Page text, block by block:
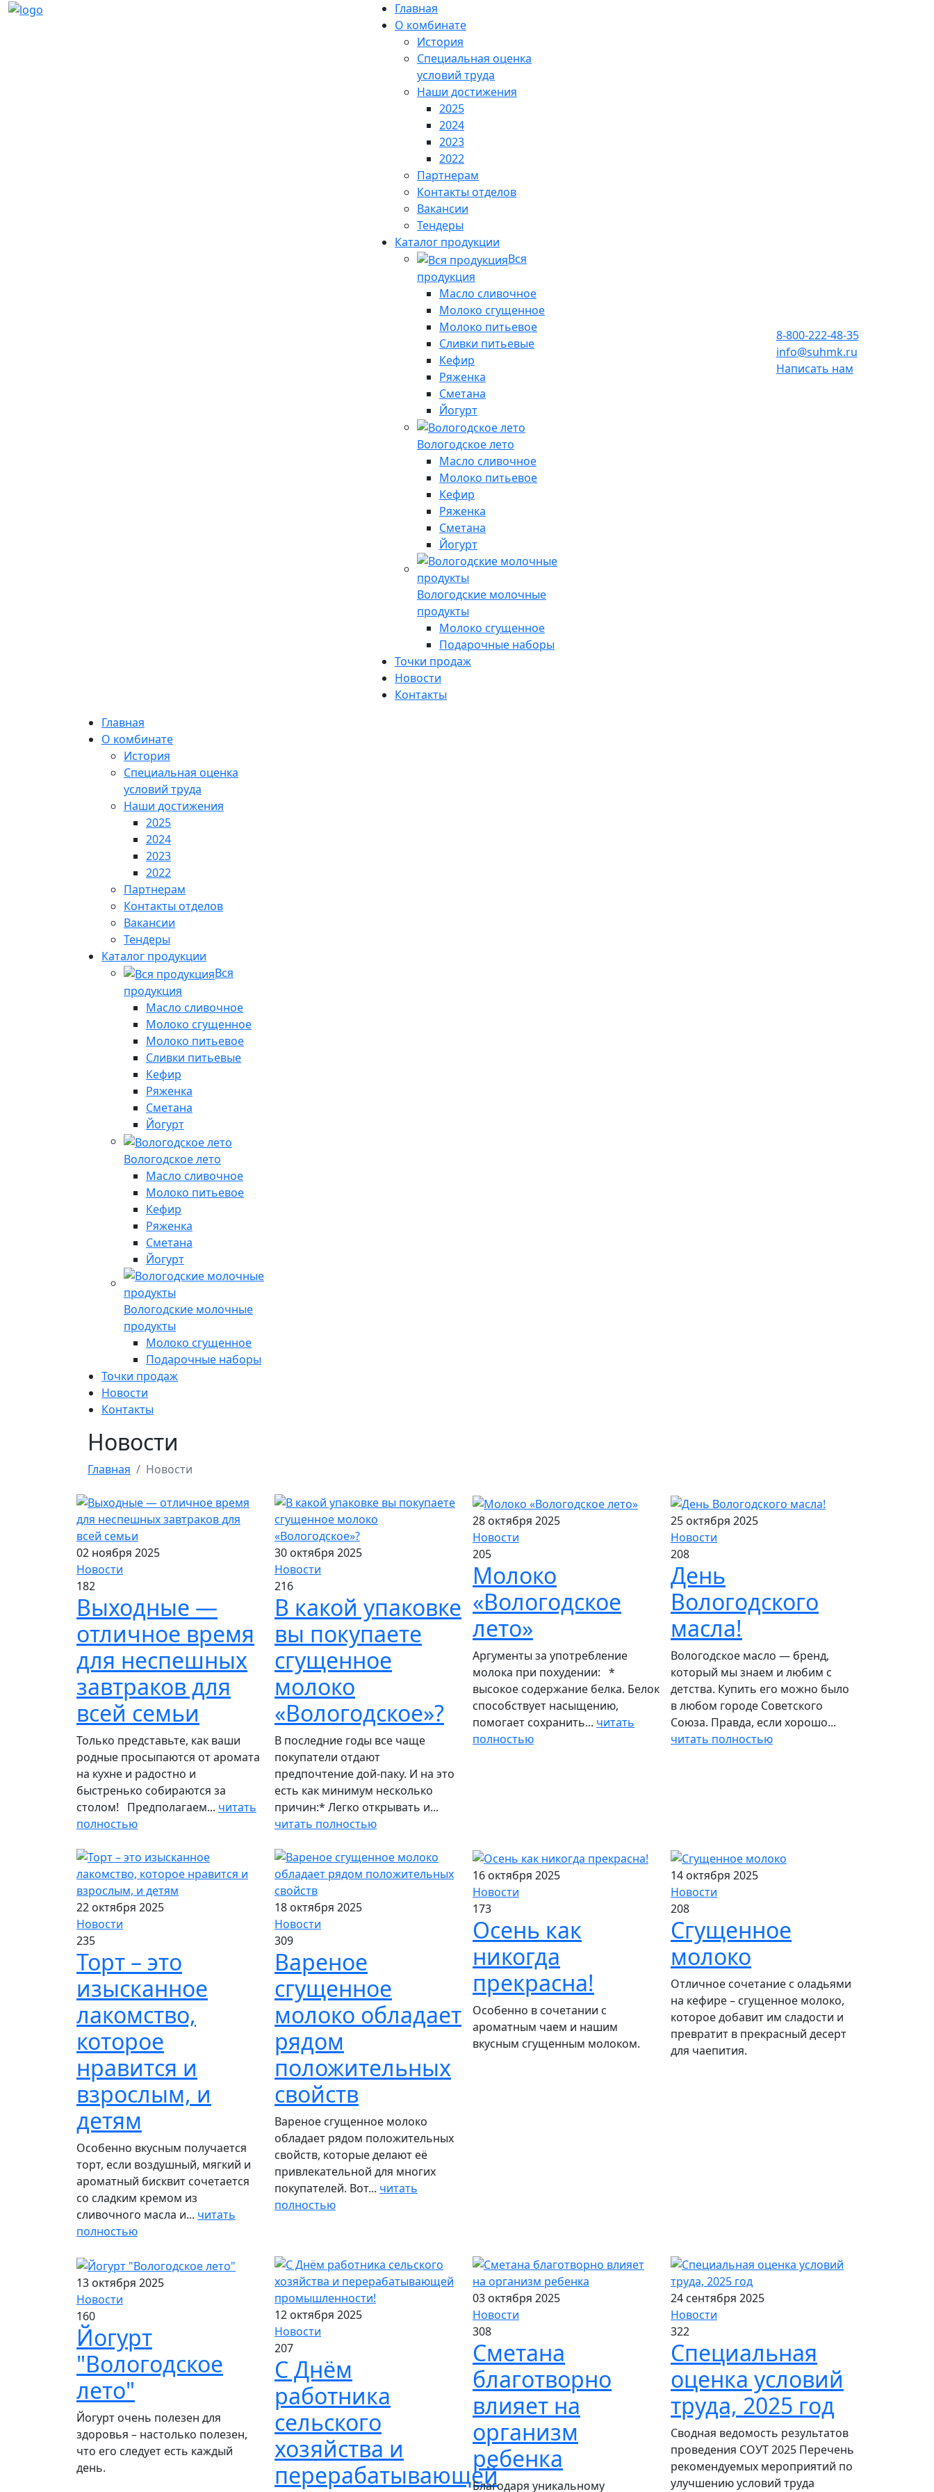
Главная
О комбинате
История
Специальная оценка
условий труда
Наши достижения
2025
2024
2023
2022
Партнерам
Контакты отделов
Вакансии
Тендеры
Каталог продукции
Вся
продукция
Масло сливочное
Молоко сгущенное
Молоко питьевое
Сливки питьевые
Кефир
Ряженка
Сметана
Йогурт
Вологодское лето
Масло сливочное
Молоко питьевое
Кефир
Ряженка
Сметана
Йогурт
Вологодские молочные
продукты
Молоко сгущенное
Подарочные наборы
Точки продаж
Новости
Контакты
8-800-222-48-35
info@suhmk.ru
Написать нам
Главная
О комбинате
История
Специальная оценка
условий труда
Наши достижения
2025
2024
2023
2022
Партнерам
Контакты отделов
Вакансии
Тендеры
Каталог продукции
Вся
продукция
Масло сливочное
Молоко сгущенное
Молоко питьевое
Сливки питьевые
Кефир
Ряженка
Сметана
Йогурт
Вологодское лето
Масло сливочное
Молоко питьевое
Кефир
Ряженка
Сметана
Йогурт
Вологодские молочные
продукты
Молоко сгущенное
Подарочные наборы
Точки продаж
Новости
Контакты
Новости
Главная Новости
02 ноября 2025
Новости
182
Выходные —
отличное время
для неспешных
завтраков для
всей семьи
Только представьте, как ваши
родные просыпаются от аромата
на кухне и радостно и
быстренько собираются за
столом! Предполагаем... читать
полностью
30 октября 2025
Новости
216
В какой упаковке
вы покупаете
сгущенное
молоко
«Вологодское»?
В последние годы все чаще
покупатели отдают
предпочтение дой-паку. И на это
есть как минимум несколько
причин:* Легко открывать и...
читать полностью
28 октября 2025
Новости
205
Молоко
«Вологодское
лето»
Аргументы за употребление
молока при похудении: *
высокое содержание белка. Белок
способствует насыщению,
помогает сохранить... читать
полностью
25 октября 2025
Новости
208
День
Вологодского
масла!
Вологодское масло — бренд,
который мы знаем и любим с
детства. Купить его можно было
в любом городе Советского
Союза. Правда, если хорошо...
читать полностью
22 октября 2025
Новости
235
Торт – это
изысканное
лакомство,
которое
нравится и
взрослым, и
детям
Особенно вкусным получается
торт, если воздушный, мягкий и
ароматный бисквит сочетается
со сладким кремом из
сливочного масла и... читать
полностью
18 октября 2025
Новости
309
Вареное
сгущенное
молоко обладает
рядом
положительных
свойств
Вареное сгущенное молоко
обладает рядом положительных
свойств, которые делают её
привлекательной для многих
покупателей. Вот... читать
полностью
16 октября 2025
Новости
173
Осень как
никогда
прекрасна!
Особенно в сочетании с
ароматным чаем и нашим
вкусным сгущенным молоком.
14 октября 2025
Новости
208
Сгущенное
молоко
Отличное сочетание с оладьями
на кефире – сгущенное молоко,
которое добавит им сладости и
превратит в прекрасный десерт
для чаепития.
13 октября 2025
Новости
160
Йогурт
"Вологодское
лето"
Йогурт очень полезен для
здоровья – настолько полезен,
что его следует есть каждый
день.
12 октября 2025
Новости
207
С Днём
работника
сельского
хозяйства и
перерабатывающей
03 октября 2025
Новости
308
Сметана
благотворно
влияет на
организм
ребенка
Благодаря уникальному
24 сентября 2025
Новости
322
Специальная
оценка условий
труда, 2025 год
Сводная ведомость результатов
проведения СОУТ 2025 Перечень
рекомендуемых мероприятий по
улучшению условий труда